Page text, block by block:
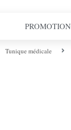
Tunique médicale